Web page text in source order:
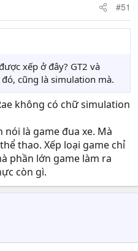
#51
xếp ở đây? GT2 và
cũng là simulation mà.
không có chữ simulation
là game đua xe. Mà
thao. Xếp loại game chỉ
phần lớn game làm ra
còn gì.